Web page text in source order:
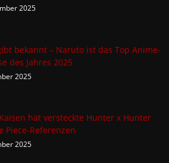
2025
bekannt – Naruto ist das Top Anime-
des Jahres 2025
2025
hat versteckte Hunter x Hunter
Piece-Referenzen
2025